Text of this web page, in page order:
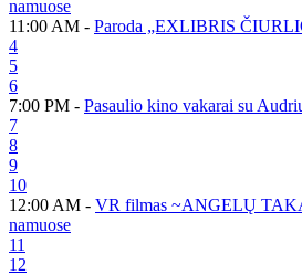
namuose
11:00 AM - Paroda „EXLIBRIS
4
5
6
7:00 PM - Pasaulio kino vakarai su
7
8
9
10
12:00 AM - VR filmas ~ANGELŲ
namuose
11
12